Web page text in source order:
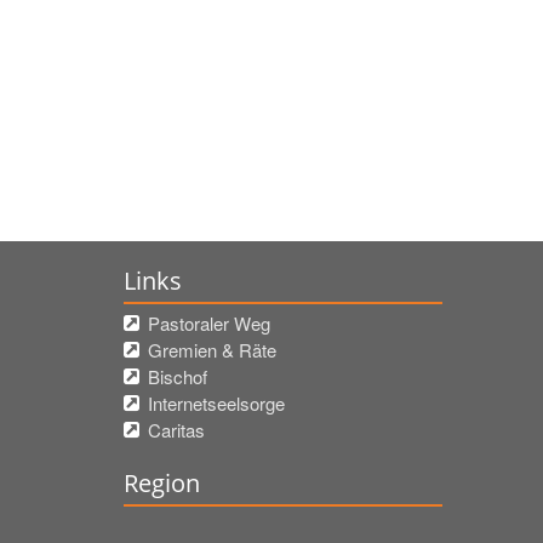
Links
Pastoraler Weg
Gremien & Räte
Bischof
Internetseelsorge
Caritas
Region